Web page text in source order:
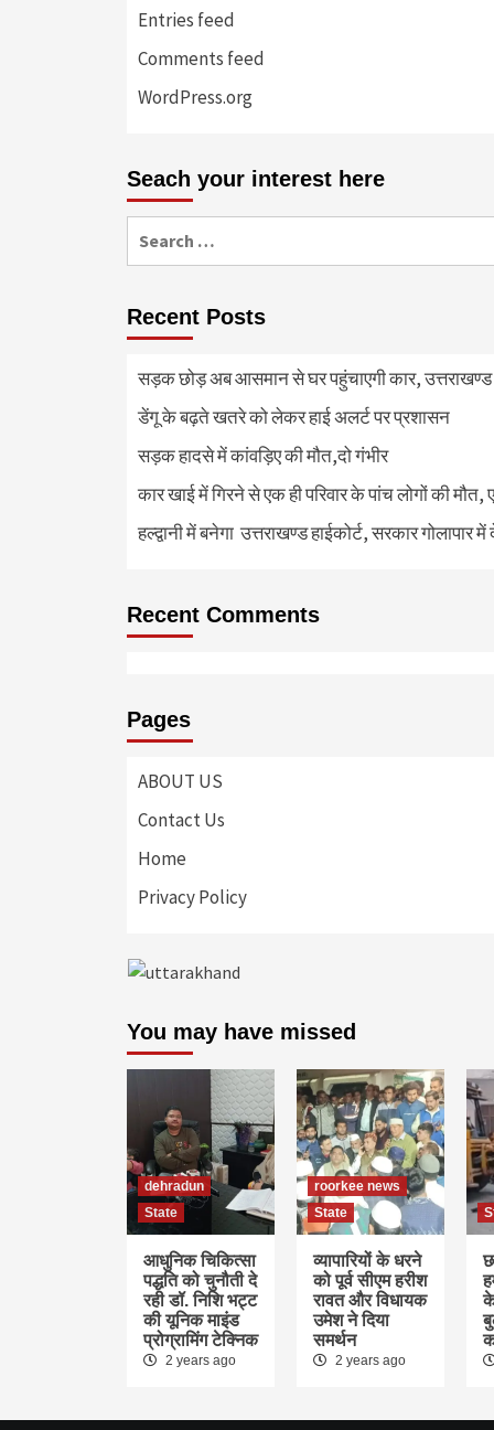
Entries feed
Comments feed
WordPress.org
Seach your interest here
for:
Recent Posts
सड़क छोड़ अब आसमान से घर पहुंचाएगी कार,
डेंगू के बढ़ते खतरे को लेकर हाई अलर्ट पर प्रशासन
सड़क हादसे में कांवड़िए की मौत,दो गंभीर
कार खाई में गिरने से एक ही परिवार के पांच लोगों की मौत,
हल्द्वानी में बनेगा उत्तराखण्ड हाईकोर्ट, सरकार गोलापार
Recent Comments
Pages
ABOUT US
Contact Us
Home
Privacy Policy
You may have missed
dehradun
State
आधुनिक चिकित्सा
पद्धति को चुनौती दे
रही डॉ. निशि भट्ट
की यूनिक माइंड
प्रोग्रामिंग टेक्निक
2 years ago
roorkee news
State
व्यापारियों के धरने
को पूर्व सीएम हरीश
रावत और विधायक
उमेश ने दिया
समर्थन
2 years ago